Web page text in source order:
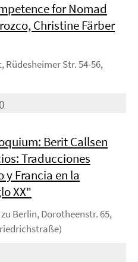
for Nomad
Christine Färber
Str. 54-56,
Berit Callsen
Traducciones
y Francia en la
XX"
Berlin, Dorotheenstr. 65,